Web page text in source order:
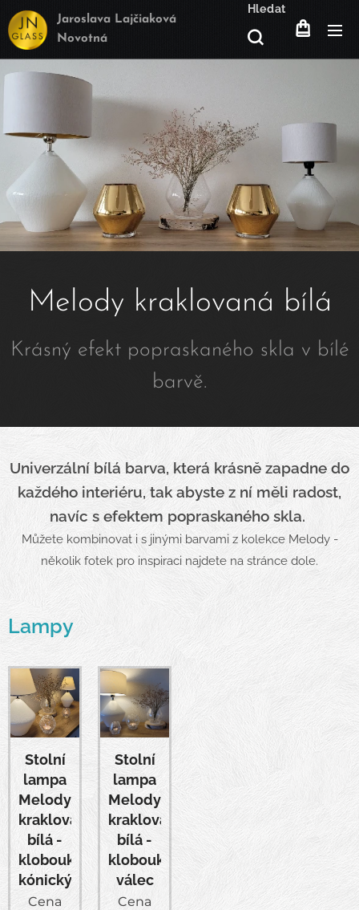
Jaroslava Lajčiaková
Novotná
Hledat
Melody kraklovaná bílá
Krásný efekt popraskaného skla v bílé
barvě.
Univerzální bílá barva, která krásně zapadne do
každého interiéru, tak abyste z ní měli radost,
navíc s efektem popraskaného skla.
Můžete kombinovat i s jinými barvami z kolekce Melody -
několik fotek pro inspiraci najdete na stránce dole.
Lampy
Stolní
lampa
Melody
kraklovaná
bílá -
klobouk
kónický
Cena
Stolní
lampa
Melody
kraklovaná
bílá -
klobouk
válec
Cena